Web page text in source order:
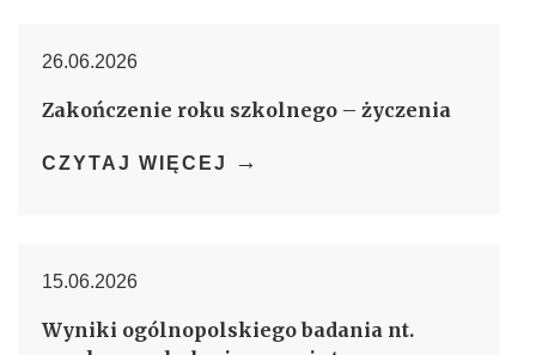
26.06.2026
Zakończenie roku szkolnego – życzenia
CZYTAJ WIĘCEJ →
15.06.2026
Wyniki ogólnopolskiego badania nt.